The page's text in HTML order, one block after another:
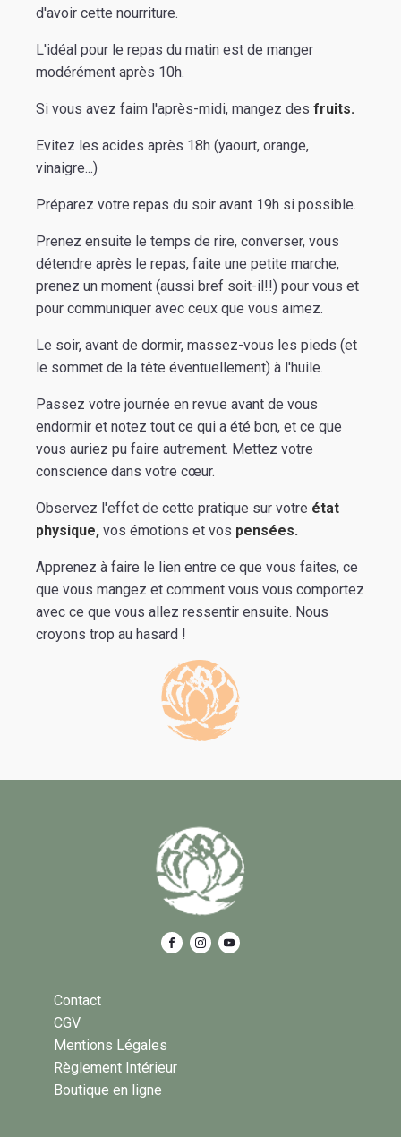
d'avoir cette nourriture.
L'idéal pour le repas du matin est de manger
modérément après 10h.
Si vous avez faim l'après-midi, mangez des fruits.
Evitez les acides après 18h (yaourt, orange,
vinaigre...)
Préparez votre repas du soir avant 19h si possible.
Prenez ensuite le temps de rire, converser, vous
détendre après le repas, faite une petite marche,
prenez un moment (aussi bref soit-il!!) pour vous et
pour communiquer avec ceux que vous aimez.
Le soir, avant de dormir, massez-vous les pieds (et
le sommet de la tête éventuellement) à l'huile.
Passez votre journée en revue avant de vous
endormir et notez tout ce qui a été bon, et ce que
vous auriez pu faire autrement. Mettez votre
conscience dans votre cœur.
Observez l'effet de cette pratique sur votre état
physique, vos émotions et vos pensées.
Apprenez à faire le lien entre ce que vous faites, ce
que vous mangez et comment vous vous comportez
avec ce que vous allez ressentir ensuite. Nous
croyons trop au hasard !
Contact
CGV
Mentions Légales
Règlement Intérieur
Boutique en ligne